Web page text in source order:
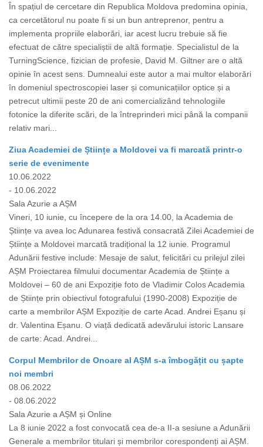
În spațiul de cercetare din Republica Moldova predomina opinia,
ca cercetătorul nu poate fi si un bun antreprenor, pentru a
implementa propriile elaborări, iar acest lucru trebuie să fie
efectuat de către specialiștii de altă formație. Specialistul de la
TurningScience, fizician de profesie, David M. Giltner are o altă
opinie în acest sens. Dumnealui este autor a mai multor elaborări
în domeniul spectroscopiei laser și comunicațiilor optice și a
petrecut ultimii peste 20 de ani comercializând tehnologiile
fotonice la diferite scări, de la întreprinderi mici până la companii
relativ mari...
Ziua Academiei de Științe a Moldovei va fi marcată printr-o
serie de evenimente
10.06.2022
- 10.06.2022
Sala Azurie a AȘM
Vineri, 10 iunie, cu începere de la ora 14.00, la Academia de
Științe va avea loc Adunarea festivă consacrată Zilei Academiei de
Științe a Moldovei marcată tradițional la 12 iunie. Programul
Adunării festive include: Mesaje de salut, felicitări cu prilejul zilei
AȘM Proiectarea filmului documentar Academia de Științe a
Moldovei – 60 de ani Expoziție foto de Vladimir Colos Academia
de Științe prin obiectivul fotografului (1990-2008) Expoziție de
carte a membrilor AȘM Expoziție de carte Acad. Andrei Eșanu și
dr. Valentina Eșanu. O viață dedicată adevărului istoric Lansare
de carte: Acad. Andrei...
Corpul Membrilor de Onoare al AȘM s-a îmbogățit cu șapte
noi membri
08.06.2022
- 08.06.2022
Sala Azurie a AȘM și Online
La 8 iunie 2022 a fost convocată cea de-a II-a sesiune a Adunării
Generale a membrilor titulari și membrilor corespondenți ai AȘM.